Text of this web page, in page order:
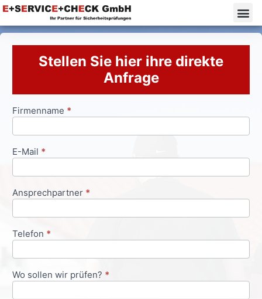
Stellen Sie hier ihre direkte
Anfrage
Anfrageformular
Firmenname *
E-Mail *
Ansprechpartner *
Telefon *
Wo sollen wir prüfen? *